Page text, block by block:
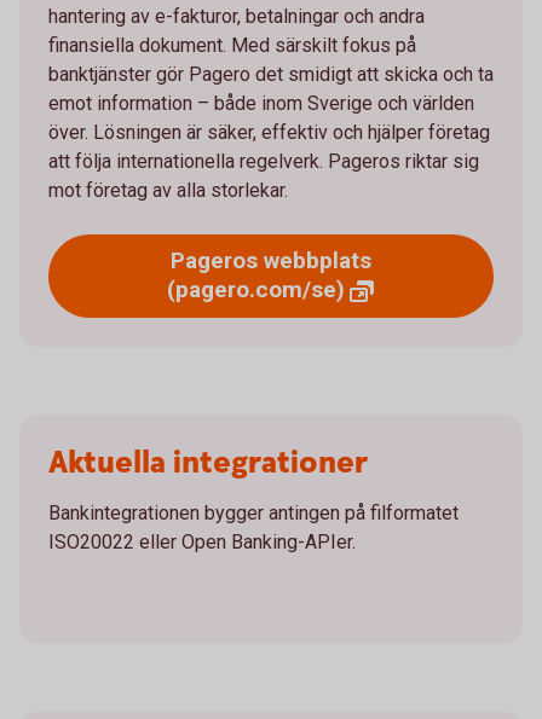
hantering av e-fakturor, betalningar och andra
finansiella dokument. Med särskilt fokus på
banktjänster gör Pagero det smidigt att skicka och ta
emot information – både inom Sverige och världen
över. Lösningen är säker, effektiv och hjälper företag
att följa internationella regelverk. Pageros riktar sig
mot företag av alla storlekar.
Pageros webbplats
(pagero.com/se)
Aktuella integrationer
Bankintegrationen bygger antingen på filformatet
ISO20022 eller Open Banking-APIer.